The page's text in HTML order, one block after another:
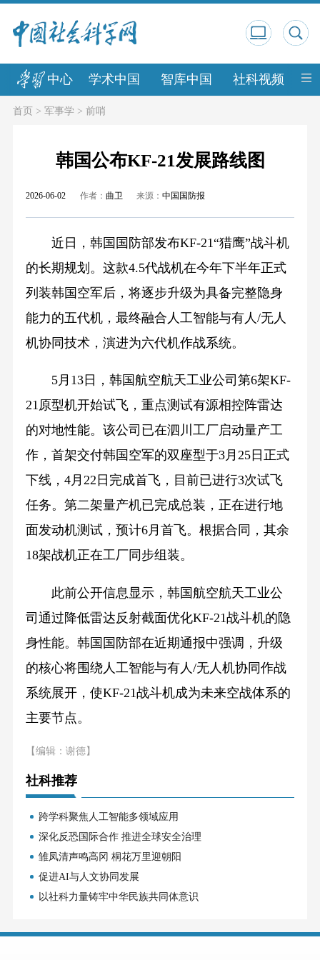
中心 学术中国 智库中国 社科视频 中
首页> 军事学 > 前哨
韩国公布KF-21发展路线图
2026-06-02 作者： 曲卫 来源：中国国防报
近日，韩国国防部发布KF-21“猎鹰”战斗机
的长期规划。这款4.5代战机在今年下半年正式
列装韩国空军后，将逐步升级为具备完整隐身
能力的五代机，最终融合人工智能与有人/无人
机协同技术，演进为六代机作战系统。
5月13日，韩国航空航天工业公司第6架KF-
21原型机开始试飞，重点测试有源相控阵雷达
的对地性能。该公司已在泗川工厂启动量产工
作，首架交付韩国空军的双座型于3月25日正式
下线，4月22日完成首飞，目前已进行3次试飞
任务。第二架量产机已完成总装，正在进行地
面发动机测试，预计6月首飞。根据合同，其余
18架战机正在工厂同步组装。
此前公开信息显示，韩国航空航天工业公
司通过降低雷达反射截面优化KF-21战斗机的隐
身性能。韩国国防部在近期通报中强调，升级
的核心将围绕人工智能与有人/无人机协同作战
系统展开，使KF-21战斗机成为未来空战体系的
主要节点。
【编辑：谢德】
社科推荐
跨学科聚焦人工智能多领域应用
深化反恐国际合作 推进全球安全治理
雏凤清声鸣高冈 桐花万里迎朝阳
促进AI与人文协同发展
以社科力量铸牢中华民族共同体意识